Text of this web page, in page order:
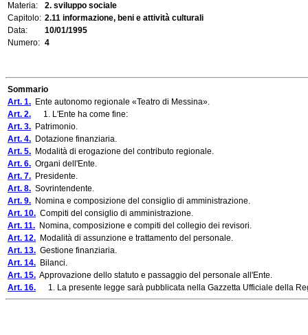
Materia:
2. sviluppo sociale
Capitolo: 2.11 informazione, beni e attività culturali
Data:
10/01/1995
Numero: 4
Sommario
Art. 1. Ente autonomo regionale «Teatro di Messina».
Art. 2. 1. L'Ente ha come fine:
Art. 3. Patrimonio.
Art. 4. Dotazione finanziaria.
Art. 5. Modalità di erogazione del contributo regionale.
Art. 6. Organi dell'Ente.
Art. 7. Presidente.
Art. 8. Sovrintendente.
Art. 9. Nomina e composizione del consiglio di amministrazione.
Art. 10. Compiti del consiglio di amministrazione.
Art. 11. Nomina, composizione e compiti del collegio dei revisori.
Art. 12. Modalità di assunzione e trattamento del personale.
Art. 13. Gestione finanziaria.
Art. 14. Bilanci.
Art. 15. Approvazione dello statuto e passaggio del personale all'Ente.
Art. 16. 1. La presente legge sarà pubblicata nella Gazzetta Ufficiale della